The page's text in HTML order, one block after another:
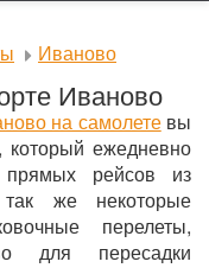
Иваново
Иваново
на самолетевы
который ежедневно
прямых рейсов из
же некоторые
перелеты,
для пересадки